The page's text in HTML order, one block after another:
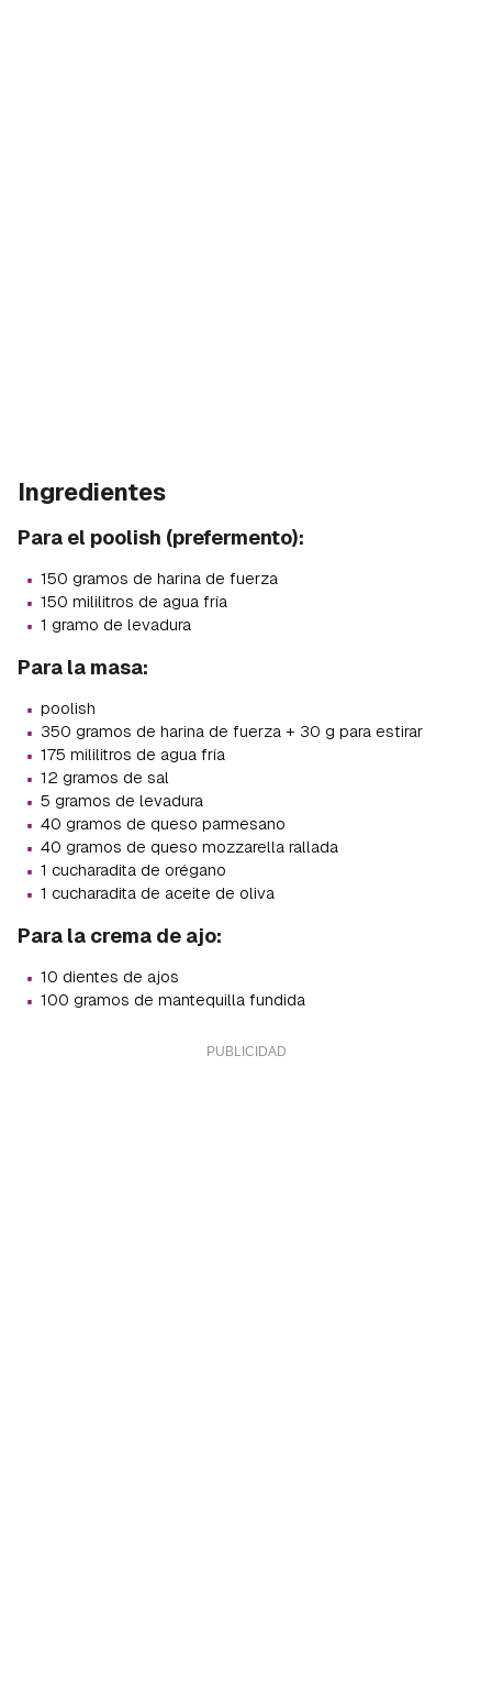
Ingredientes
Para el poolish (prefermento):
· 150 gramos de harina de fuerza
· 150 mililitros de agua fría
· 1 gramo de levadura
Para la masa:
· poolish
· 350 gramos de harina de fuerza + 30 g para estirar
· 175 mililitros de agua fría
· 12 gramos de sal
· 5 gramos de levadura
· 40 gramos de queso parmesano
· 40 gramos de queso mozzarella rallada
· 1 cucharadita de orégano
· 1 cucharadita de aceite de oliva
Para la crema de ajo:
· 10 dientes de ajos
· 100 gramos de mantequilla fundida